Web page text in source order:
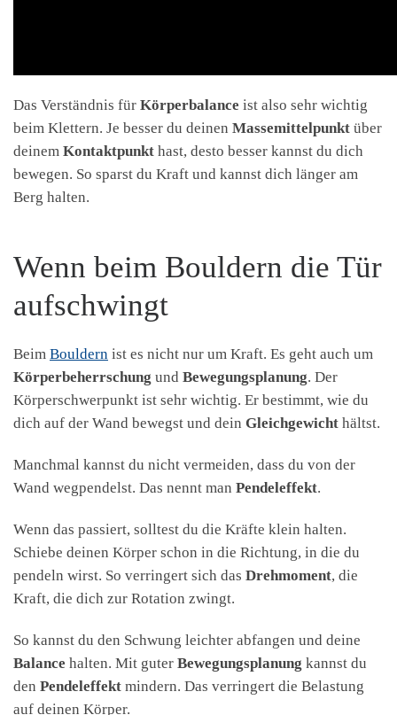
Das Verständnis für Körperbalance ist also sehr wichtig
beim Klettern. Je besser du deinen Massemittelpunkt über
deinem Kontaktpunkt hast, desto besser kannst du dich
bewegen. So sparst du Kraft und kannst dich länger am
Berg halten.
Wenn beim Bouldern die Tür
aufschwingt
Beim Bouldern ist es nicht nur um Kraft. Es geht auch um
Körperbeherrschung und Bewegungsplanung. Der
Körperschwerpunkt ist sehr wichtig. Er bestimmt, wie du
dich auf der Wand bewegst und dein Gleichgewicht hältst.
Manchmal kannst du nicht vermeiden, dass du von der
Wand wegpendelst. Das nennt man Pendeleffekt.
Wenn das passiert, solltest du die Kräfte klein halten.
Schiebe deinen Körper schon in die Richtung, in die du
pendeln wirst. So verringert sich das Drehmoment, die
Kraft, die dich zur Rotation zwingt.
So kannst du den Schwung leichter abfangen und deine
Balance halten. Mit guter Bewegungsplanung kannst du
den Pendeleffekt mindern. Das verringert die Belastung
auf deinen Körper.